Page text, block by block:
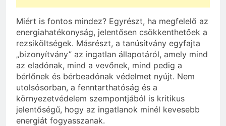
Miért is fontos mindez? Egyrészt, ha megfelelő az
energiahatékonyság, jelentősen csökkenthetőek a
rezsiköltségek. Másrészt, a tanúsítvány egyfajta
„bizonyítvány” az ingatlan állapotáról, amely mind
az eladónak, mind a vevőnek, mind pedig a
bérlőnek és bérbeadónak védelmet nyújt. Nem
utolsósorban, a fenntarthatóság és a
környezetvédelem szempontjából is kritikus
jelentőségű, hogy az ingatlanok minél kevesebb
energiát fogyasszanak.